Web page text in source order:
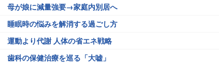
母が娘に減量強要→家庭内別居へ
睡眠時の悩みを解消する過ごし方
運動より代謝 人体の省エネ戦略
歯科の保健治療を巡る「大嘘」